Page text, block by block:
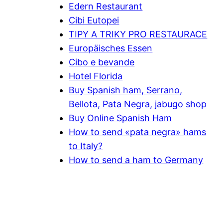
Edern Restaurant
Cibi Eutopei
TIPY A TRIKY PRO RESTAURACE
Europäisches Essen
Cibo e bevande
Hotel Florida
Buy Spanish ham, Serrano,
Bellota, Pata Negra, jabugo shop
Buy Online Spanish Ham
How to send «pata negra» hams
to Italy?
How to send a ham to Germany